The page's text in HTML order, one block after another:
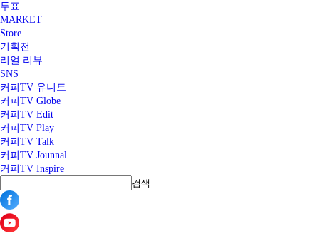
투표
MARKET
Store
기획전
리얼 리뷰
SNS
커피TV 유니트
커피TV Globe
커피TV Edit
커피TV Play
커피TV Talk
커피TV Jounnal
커피TV Inspire
검색